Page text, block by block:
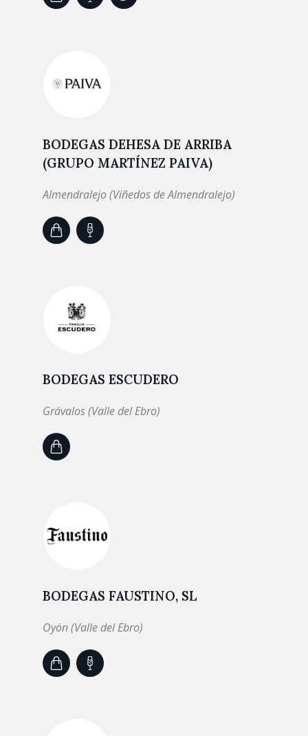
BODEGAS DEHESA DE ARRIBA
(GRUPO MARTÍNEZ PAIVA)
Almendralejo (Viñedos de Almendralejo)
BODEGAS ESCUDERO
Grávalos (Valle del Ebro)
BODEGAS FAUSTINO, SL
Oyón (Valle del Ebro)